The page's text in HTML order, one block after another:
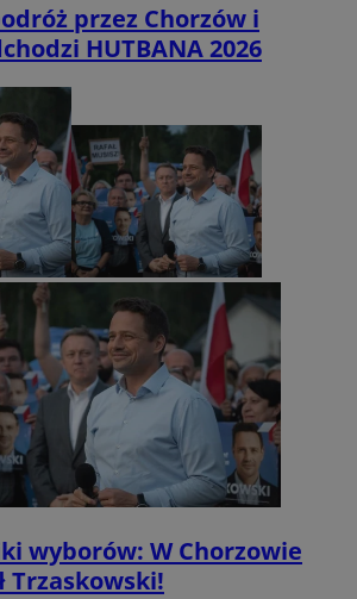
przez Chorzów i
HUTBANA 2026
wyborów: W Chorzowie
Trzaskowski!